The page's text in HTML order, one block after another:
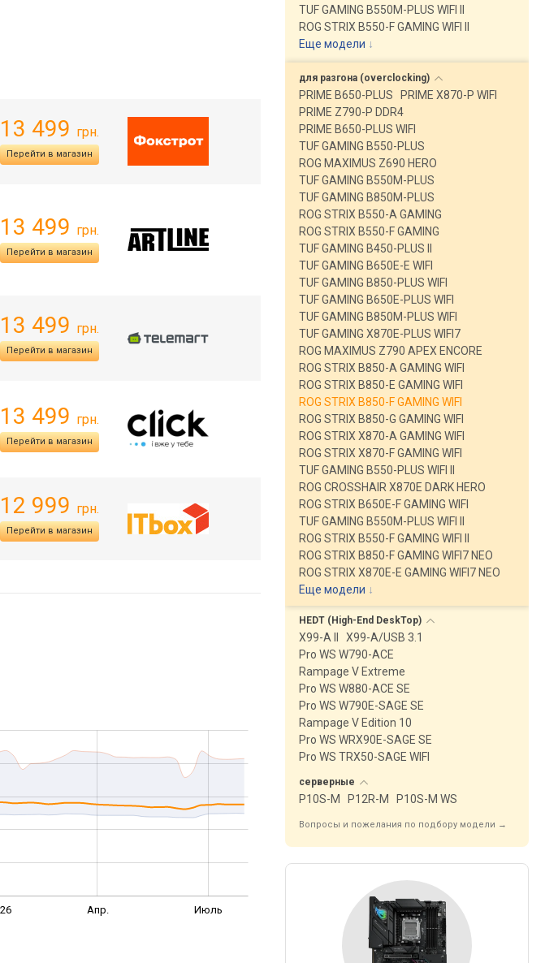
13 499 грн.
Перейти в магазин
13 499 грн.
Перейти в магазин
13 499 грн.
Перейти в магазин
13 499 грн.
Перейти в магазин
12 999 грн.
Перейти в магазин
Апр. Июль
TUF GAMING B550M-PLUS WIFI II
ROG STRIX B550-F GAMING WIFI II
Еще модели ↓
для разгона (overclocking)
PRIME B650-PLUS
PRIME X870-P WIFI
PRIME Z790-P DDR4
PRIME B650-PLUS WIFI
TUF GAMING B550-PLUS
ROG MAXIMUS Z690 HERO
TUF GAMING B550M-PLUS
TUF GAMING B850M-PLUS
ROG STRIX B550-A GAMING
ROG STRIX B550-F GAMING
TUF GAMING B450-PLUS II
TUF GAMING B650E-E WIFI
TUF GAMING B850-PLUS WIFI
TUF GAMING B650E-PLUS WIFI
TUF GAMING B850M-PLUS WIFI
TUF GAMING X870E-PLUS WIFI7
ROG MAXIMUS Z790 APEX ENCORE
ROG STRIX B850-A GAMING WIFI
ROG STRIX B850-E GAMING WIFI
ROG STRIX B850-F GAMING WIFI
ROG STRIX B850-G GAMING WIFI
ROG STRIX X870-A GAMING WIFI
ROG STRIX X870-F GAMING WIFI
TUF GAMING B550-PLUS WIFI II
ROG CROSSHAIR X870E DARK HERO
ROG STRIX B650E-F GAMING WIFI
TUF GAMING B550M-PLUS WIFI II
ROG STRIX B550-F GAMING WIFI II
ROG STRIX B850-F GAMING WIFI7 NEO
ROG STRIX X870E-E GAMING WIFI7 NEO
Еще модели ↓
HEDT (High-End DeskTop)
X99-A II
X99-A/USB 3.1
Pro WS W790-ACE
Rampage V Extreme
Pro WS W880-ACE SE
Pro WS W790E-SAGE SE
Rampage V Edition 10
Pro WS WRX90E-SAGE SE
Pro WS TRX50-SAGE WIFI
серверные
P10S-M P12R-M P10S-M WS
Вопросы и пожелания по подбору модели →